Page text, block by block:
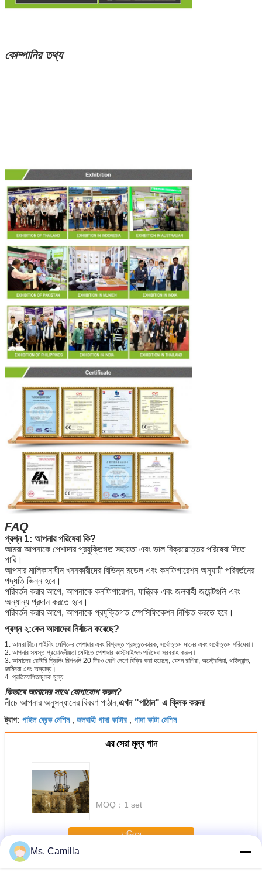
কোম্পানির তথ্য
FAQ
প্রশ্ন 1: আপনার পরিষেবা কি?
আমরা আপনাকে পেশাদার প্রযুক্তিগত সহায়তা এবং ভাল বিক্রয়োত্তর পরিষেবা দিতে
পারি।
আপনার মালিকানাধীন খননকারীদের বিভিন্ন মডেল এবং কনফিগারেশন অনুযায়ী পরিবর্তনের
পদ্ধতি ভিন্ন হবে।
পরিবর্তন করার আগে, আপনাকে কনফিগারেশন, যান্ত্রিক এবং জলবাহী জয়েন্টগুলি এবং
অন্যান্য প্রদান করতে হবে।
পরিবর্তন করার আগে, আপনাকে প্রযুক্তিগত স্পেসিফিকেশন নিশ্চিত করতে হবে।
প্রশ্ন ২:কেন আমাদের নির্বাচন করেছে?
1. আমরা চীনে পাইলিং মেশিনের পেশাদার এবং বিশ্বস্ত প্রস্তুতকারক, সর্বোত্তম মানের এবং সর্বোত্তম পরিষেবা।
2. আপনার সমস্ত প্রয়োজনীয়তা মেটাতে পেশাদার কাস্টমাইজড পরিষেবা সরবরাহ করুন।
3. আমাদের রোটারি ড্রিলিং রিগগুলি 20 টিরও বেশি দেশে বিক্রি করা হয়েছে, যেমন রাশিয়া, অস্ট্রেলিয়া, থাইল্যান্ড,
জাম্বিয়া এবং অন্যান্য।
4. প্রতিযোগিতামূলক মূল্য.
কিভাবে আমাদের সাথে যোগাযোগ করুন?
নীচে আপনার অনুসন্ধানের বিবরণ পাঠান,এখন "পাঠান" এ ক্লিক করুন!
ট্যাগ: পাইল ব্রেক মেশিন, জলবাহী গাদা কাটার , গাদা কাটা মেশিন
এর সেরা মূল্য পান
MOQ： 1 set
চালিয়ে
অধিকহাইড্রোলিক পিল ব্রেককারী
Ms. Camilla